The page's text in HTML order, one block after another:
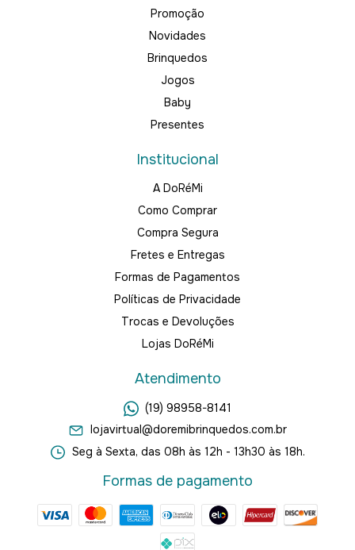
Promoção
Novidades
Brinquedos
Jogos
Baby
Presentes
Institucional
A DoRéMi
Como Comprar
Compra Segura
Fretes e Entregas
Formas de Pagamentos
Políticas de Privacidade
Trocas e Devoluções
Lojas DoRéMi
Atendimento
(19) 98958-8141
lojavirtual@doremibrinquedos.com.br
Seg à Sexta, das 08h às 12h - 13h30 às 18h.
Formas de pagamento